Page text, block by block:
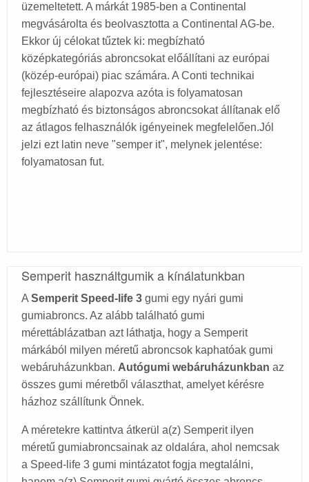
üzemeltetett. A márkát 1985-ben a Continental
megvásárolta és beolvasztotta a Continental AG-be.
Ekkor új célokat tűztek ki: megbízható
középkategóriás abroncsokat előállítani az európai
(közép-európai) piac számára. A Conti technikai
fejlesztéseire alapozva azóta is folyamatosan
megbízható és biztonságos abroncsokat állítanak elő
az átlagos felhasználók igényeinek megfelelően.Jól
jelzi ezt latin neve "semper it", melynek jelentése:
folyamatosan fut.
Semperit használtgumik a kínálatunkban
A Semperit Speed-life 3 gumi egy nyári gumi
gumiabroncs. Az alább található gumi
mérettáblázatban azt láthatja, hogy a Semperit
márkából milyen méretű abroncsok kaphatóak gumi
webáruházunkban. Autógumi webáruházunkban az
összes gumi méretből választhat, amelyet kérésre
házhoz szállítunk Önnek.
A méretekre kattintva átkerül a(z) Semperit ilyen
méretű gumiabroncsainak az oldalára, ahol nemcsak
a Speed-life 3 gumi mintázatot fogja megtalálni,